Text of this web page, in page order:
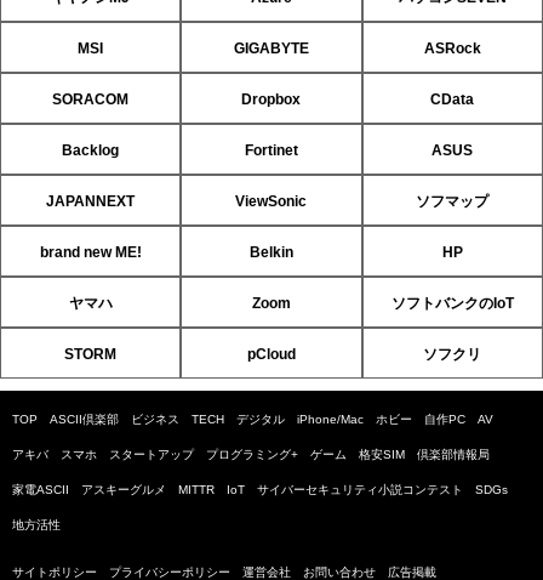
MSI GIGABYTE ASRock
SORACOM Dropbox CData
Backlog Fortinet ASUS
JAPANNEXT ViewSonic ソフマップ
brand new ME! Belkin HP
ヤマハ Zoom ソフトバンクのIoT
STORM pCloud ソフクリ
TOP ASCII倶楽部 ビジネス TECH デジタル iPhone/Mac ホビー 自作PC AV
アキバ スマホ スタートアップ プログラミング+ ゲーム 格安SIM 倶楽部情報局
家電ASCII アスキーグルメ MITTR IoT サイバーセキュリティ小説コンテスト SDGs
地方活性
サイトポリシー プライバシーポリシー 運営会社 お問い合わせ 広告掲載